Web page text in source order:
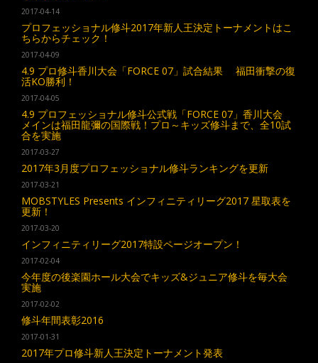
2017-04-14
プロフェッショナル修斗2017年新人王決定トーナメントはこ
ちらからチェック！
2017-04-09
4.9 プロ修斗香川大会「FORCE 07」試合結果 福田衝撃の復
活KO勝利！
2017-04-05
4.9 プロフェッショナル修斗公式戦「FORCE 07」香川大会
メインは福田龍彌の国際戦！プロ～キッズ修斗まで、全10試
合を実施
2017-03-27
2017年3月度プロフェッショナル修斗ランキングを更新
2017-03-21
MOBSTYLES Presents インフィニティリーグ2017 星取表を
更新！
2017-03-20
インフィニティリーグ2017特設ページオープン！
2017-02-04
今年度の後楽園ホール大会でキッズ&ジュニア修斗を毎大会
実施
2017-02-02
修斗年間表彰2016
2017-01-31
2017年プロ修斗新人王決定トーナメント発表